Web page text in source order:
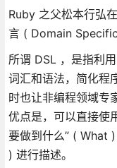
Ruby 之父松本行弘
言 ( Domain
所谓 DSL ，是指利
词汇和语法，简化程
时也让非编程领域专
优点是，可以直接使
要做到什么” ( What
) 进行描述。